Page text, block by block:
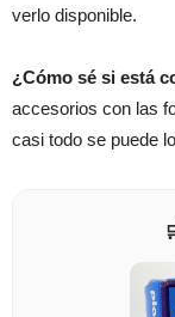
verlo disponible.
¿Cómo sé si está
accesorios con las
casi todo se puede